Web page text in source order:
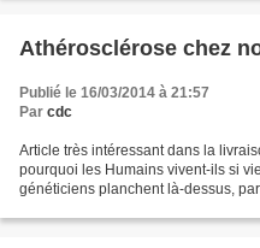
Athérosclérose chez
Publié le 16/03/2014 à 21:57
Par cdc
Article très intéressant dans la
pourquoi les Humains vivent-ils si
généticiens planchent là-dessus,